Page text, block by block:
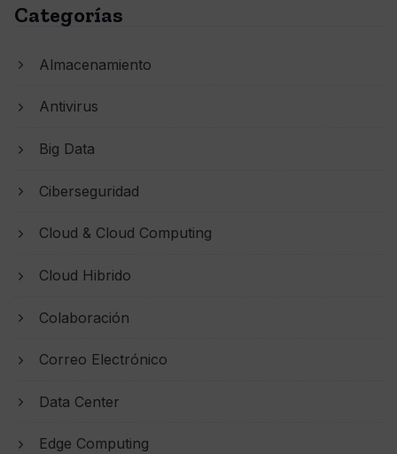
Categorías
Almacenamiento
Antivirus
Big Data
Ciberseguridad
Cloud & Cloud Computing
Cloud Hibrido
Colaboración
Correo Electrónico
Data Center
Edge Computing